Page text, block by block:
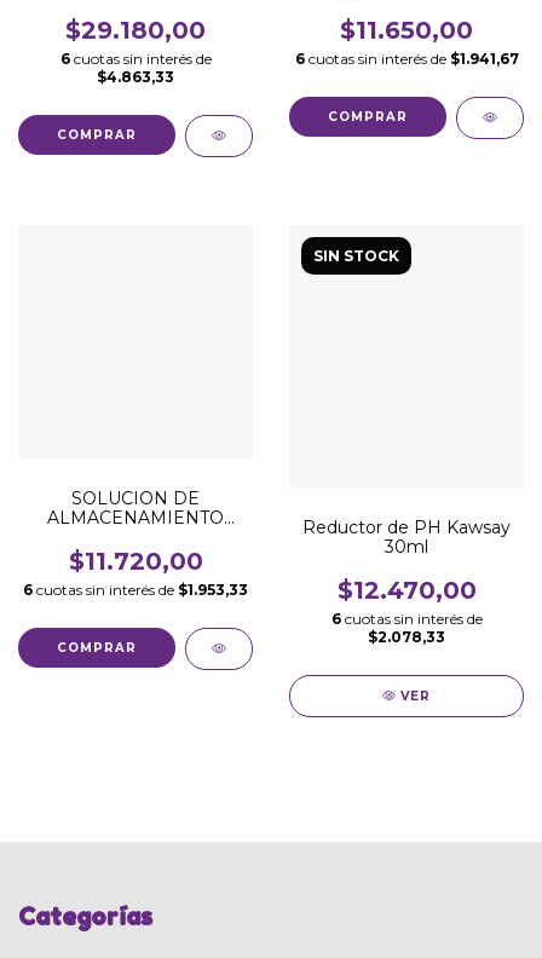
$29.180,00
6 cuotas sin interés de
$4.863,33
$11.650,00
6 cuotas sin interés de $1.941,67
SOLUCION DE
ALMACENAMIENTO
$11.720,00
6 cuotas sin interés de $1.953,33
SIN STOCK
Reductor de PH Kawsay
30ml
$12.470,00
6 cuotas sin interés de
$2.078,33
VER
Categorías